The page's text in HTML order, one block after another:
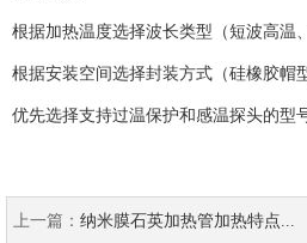
根据加热温度选择波长类型（短波高温
根据安装空间选择封装方式（硅橡胶帽
优先选择支持过温保护和感温探头的型
上一篇： 纳米膜石英加热管加热特点...